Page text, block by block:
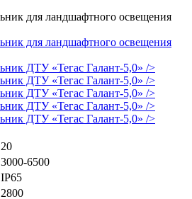
/>
/>
/>
/>
/>
20
3000-6500
IP65
2800